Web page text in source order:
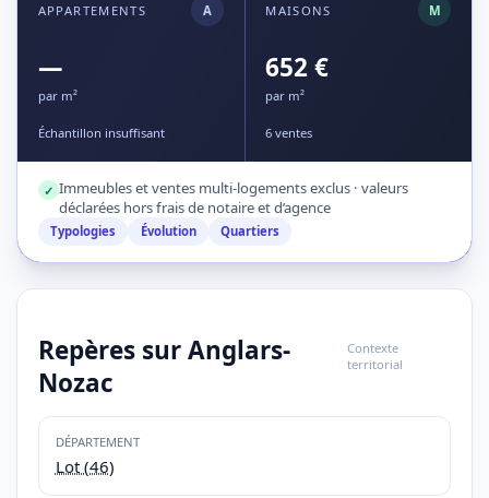
APPARTEMENTS A
—
par m²
Échantillon insuffisant
MAISONS M
652 €
par m²
6 ventes
✓ Immeubles et ventes multi-logements exclus · valeurs
déclarées hors frais de notaire et d’agence
Typologies Évolution Quartiers
Repères sur Anglars-
Nozac
Contexte
territorial
DÉPARTEMENT
Lot (46)